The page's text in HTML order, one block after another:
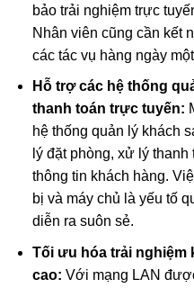
bảo trải nghiệm trực
Nhân viên cũng cần kết
các tác vụ hàng ngày
Hỗ trợ các hệ thống
thanh toán trực tuyến:
hệ thống quản lý khách
lý đặt phòng, xử lý
thông tin khách hàng.
bị và máy chủ là yếu tố
diễn ra suôn sẻ.
Tối ưu hóa trải nghiệm
cao: Với mạng LAN